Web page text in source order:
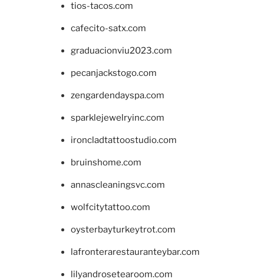
tios-tacos.com
cafecito-satx.com
graduacionviu2023.com
pecanjackstogo.com
zengardendayspa.com
sparklejewelryinc.com
ironcladtattoostudio.com
bruinshome.com
annascleaningsvc.com
wolfcitytattoo.com
oysterbayturkeytrot.com
lafronterarestauranteybar.com
lilyandrosetearoom.com